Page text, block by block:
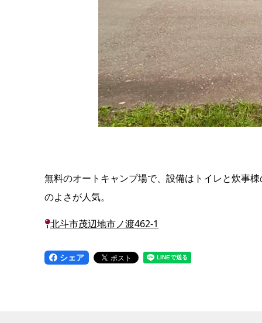
無料のオートキャンプ場で、設備はトイレと炊事
のよさが人気。
北斗市茂辺地市ノ渡462-1
シェア